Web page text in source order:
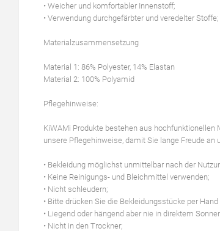
• Weicher und komfortabler Innenstoff;
• Verwendung durchgefärbter und veredelter Stoffe;
Materialzusammensetzung
Material 1: 86% Polyester, 14% Elastan
Material 2: 100% Polyamid
Pflegehinweise:
KiWAMi Produkte bestehen aus
unsere Pflegehinweise, damit Sie lange Freude an
• Bekleidung möglichst unmittelbar nach der
• Keine Reinigungs- und Bleichmittel verwenden;
• Nicht schleudern;
• Bitte drücken Sie die Bekleidungsstücke per
• Liegend oder hängend aber nie in direktem
• Nicht in den Trockner;